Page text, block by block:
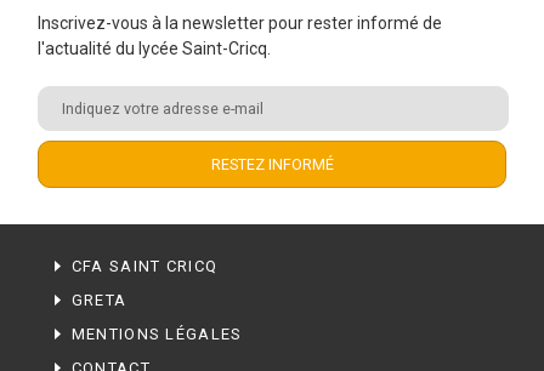
Inscrivez-vous à la newsletter pour rester informé de
l'actualité du lycée Saint-Cricq.
CFA SAINT CRICQ
GRETA
MENTIONS LÉGALES